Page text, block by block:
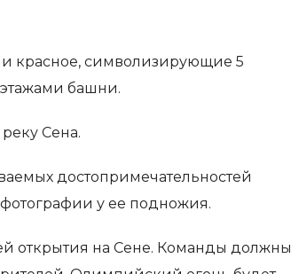
и красное, символизирующие 5
башни.
Сена.
достопримечательностей
у ее подножия.
открытия на Сене. Команды должны